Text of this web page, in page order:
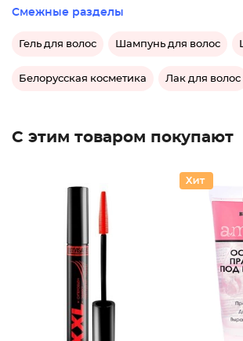
Смежные разделы
Гель для волос Шампунь для волос
Белорусская косметика Лак для волос
С этим товаром покупают